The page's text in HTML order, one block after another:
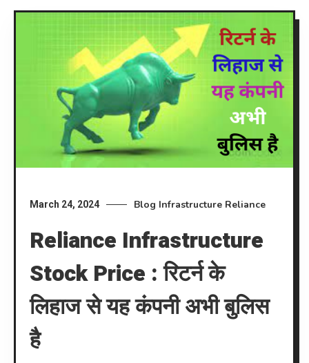
March 24, 2024 Blog Infrastructure Reliance
Reliance Infrastructure
Stock Price : रिटर्न के
लिहाज से यह कंपनी अभी बुलिस
है